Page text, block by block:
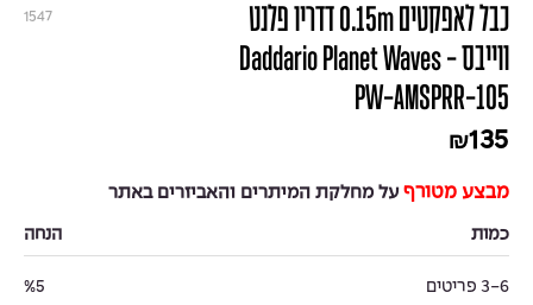
1547
כבל לאפקטים 0.15m דדריו פלנט
ווייבס - Daddario Planet Waves
PW-AMSPRR-105
₪135
מבצע מטורף על מחלקת המיתרים והאביזרים באתר
כמות הנחה
3-6 פריטים %5